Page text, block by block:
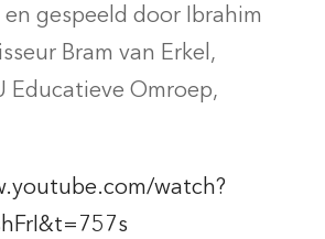
en gespeeld door Ibrahim
Bram van Erkel,
Educatieve Omroep,
watch?